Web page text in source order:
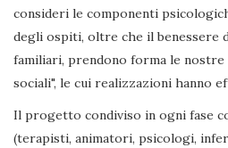
consideri le componenti
degli ospiti, oltre che il benessere
familiari, prendono forma le
sociali", le cui realizzazioni hanno
Il progetto condiviso in ogni fase
(terapisti, animatori, psicologi,